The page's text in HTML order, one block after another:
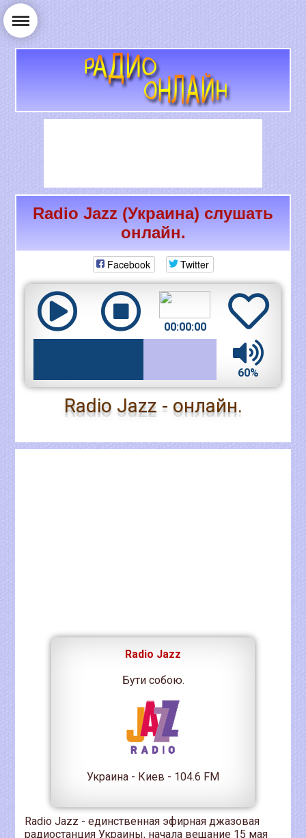
РАДИО ОНЛАЙН
Radio Jazz (Украина) слушать
онлайн.
Facebook Twitter
00:00:00
60%
Radio Jazz - онлайн.
Radio Jazz
Бути собою.
Украина - Киев - 104.6 FM
Radio Jazz - единственная эфирная джазовая
радиостанция Украины, начала вещание 15 мая